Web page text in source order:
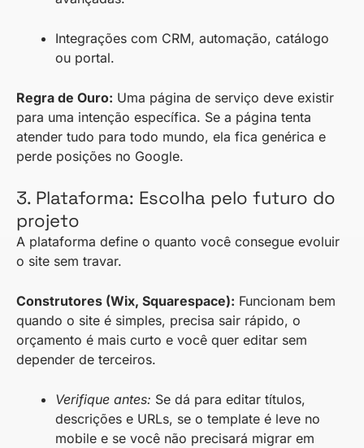
Integrações com CRM, automação, catálogo
ou portal.
Regra de Ouro: Uma página de serviço deve existir
para uma intenção específica. Se a página tenta
atender tudo para todo mundo, ela fica genérica e
perde posições no Google.
3. Plataforma: Escolha pelo futuro do
projeto
A plataforma define o quanto você consegue evoluir
o site sem travar.
Construtores (Wix, Squarespace): Funcionam bem
quando o site é simples, precisa sair rápido, o
orçamento é mais curto e você quer editar sem
depender de terceiros.
Verifique antes: Se dá para editar títulos,
descrições e URLs, se o template é leve no
mobile e se você não precisará migrar em